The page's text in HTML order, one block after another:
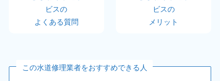
ビスの
よくある質問
ビスの
メリット
この水道修理業者をおすすめできる人